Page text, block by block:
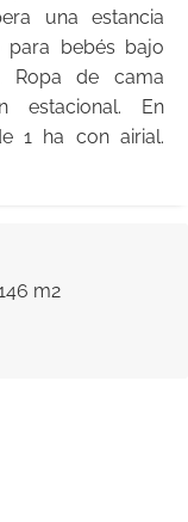
una estancia
para bebés bajo
Ropa de cama
estacional. En
1 ha con airial.
m2